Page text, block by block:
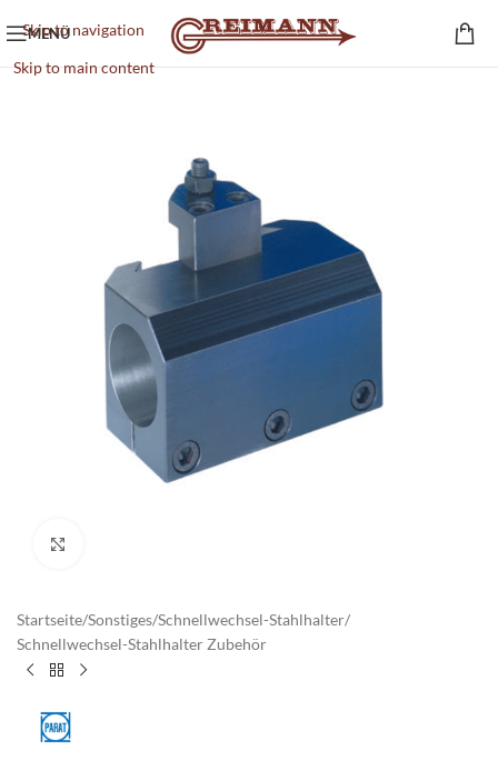
Skip to navigation
Skip to main content
MENÜ
Startseite/Sonstiges/Schnellwechsel-Stahlhalter/
Schnellwechsel-Stahlhalter Zubehör